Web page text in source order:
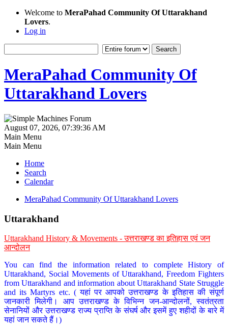
Welcome to MeraPahad Community Of Uttarakhand
Lovers.
Log in
MeraPahad Community Of
Uttarakhand Lovers
August 07, 2026, 07:39:36 AM
Main Menu
Main Menu
Home
Search
Calendar
MeraPahad Community Of Uttarakhand Lovers
Uttarakhand
Uttarakhand History & Movements - उत्तराखण्ड का इतिहास एवं जन
आन्दोलन
You can find the information related to complete History of
Uttarakhand, Social Movements of Uttarakhand, Freedom Fighters
from Uttarakhand and information about Uttarakhand State Struggle
and its Martyrs etc. ( यहां पर आपको उत्तराखण्ड के इतिहास की संपूर्ण
जानकारी मिलेगी। आप उत्तराखण्ड के विभिन्न जन-आन्दोलनों, स्वतंत्रता
सेनानियों और उत्तराखण्ड राज्य प्राप्ति के संघर्ष और इसमें हुए शहीदों के बारे में
यहां जान सकते हैं।)